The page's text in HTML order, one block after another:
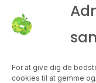
For at give dig de
cookies til at gemme